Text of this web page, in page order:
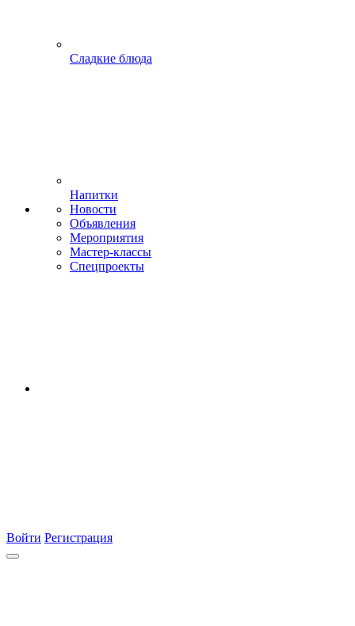
Сладкие блюда
Напитки
Новости
Объявления
Мероприятия
Мастер-классы
Спецпроекты
Войти Регистрация